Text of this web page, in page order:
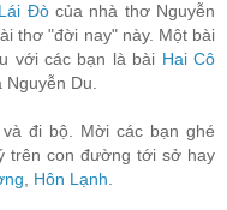
Đòcủa nhà thơ Nguyễn
thơ "đời nay" này. Một bài
với các bạn là bài Hai Cô
Nguyễn Du.
đi bộ. Mời các bạn ghé
trên con đường tới sở hay
Hôn Lạnh